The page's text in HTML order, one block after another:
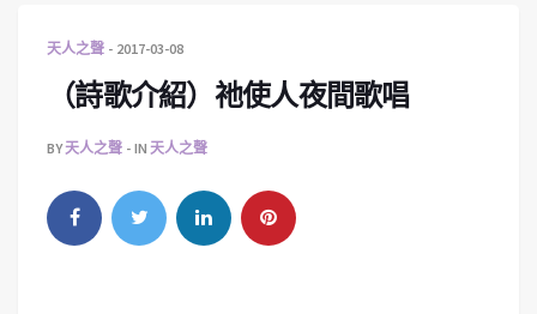
天人之聲 2017-03-08
（詩歌介紹）祂使人夜間歌唱
BY天人之聲 IN 天人之聲